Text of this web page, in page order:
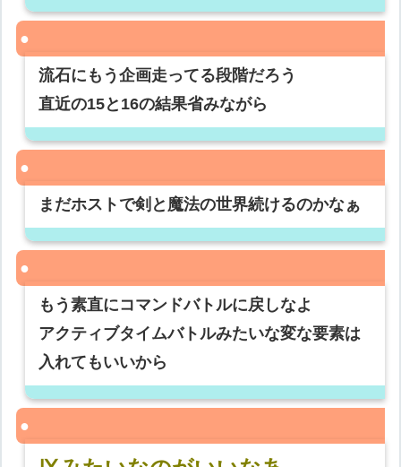
流石にもう企画走ってる段階だろう
直近の15と16の結果省みながら
まだホストで剣と魔法の世界続けるのかなぁ
もう素直にコマンドバトルに戻しなよ
アクティブタイムバトルみたいな変な要素は
入れてもいいから